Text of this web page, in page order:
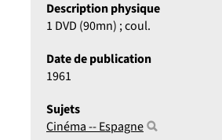
Description physique
1 DVD (90mn) ; coul.
Date de publication
1961
Sujets
Cinéma -- Espagne